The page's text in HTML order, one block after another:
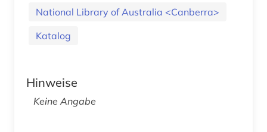
National Library of Australia <Canberra>
Katalog
Hinweise
Keine Angabe